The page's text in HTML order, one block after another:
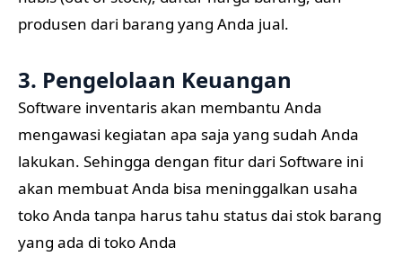
produsen dari barang yang Anda jual.
3. Pengelolaan Keuangan
Software inventaris akan membantu Anda
mengawasi kegiatan apa saja yang sudah Anda
lakukan. Sehingga dengan fitur dari Software ini
akan membuat Anda bisa meninggalkan usaha
toko Anda tanpa harus tahu status dai stok barang
yang ada di toko Anda